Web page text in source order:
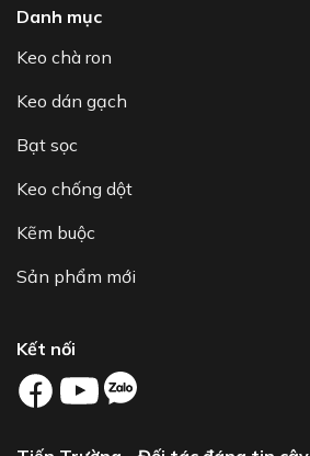
Danh mục
Keo chà ron
Keo dán gạch
Bạt sọc
Keo chống dột
Kẽm buộc
Sản phẩm mới
Kết nối